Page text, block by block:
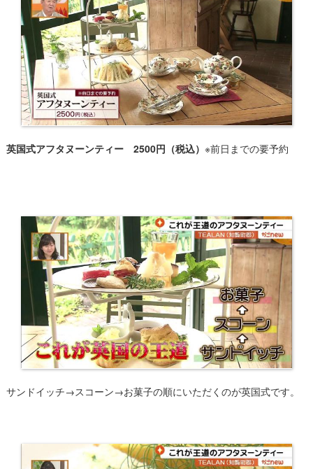
英国式アフタヌーンティー 2500円（税込） ※前日までの要予約
サンドイッチ→スコーン→お菓子の順にいただくのが英国式です。